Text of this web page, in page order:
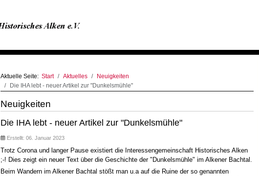
Aktuelle Seite: Start Aktuelles
Neuigkeiten
Die IHA lebt - neuer Artikel zur "Dunkelsmühle"
Neuigkeiten
Die IHA lebt - neuer Artikel zur "Dunkelsmühle"
Erstellt: 06. Januar 2023
Trotz Corona und langer Pause existiert die Interessengemeinschaft Historisches Alken
;-! Dies zeigt ein neuer Text über die Geschichte der "Dunkelsmühle" im Alkener Bachtal.
Beim Wandern im Alkener Bachtal stößt man u.a auf die Ruine der so genannten